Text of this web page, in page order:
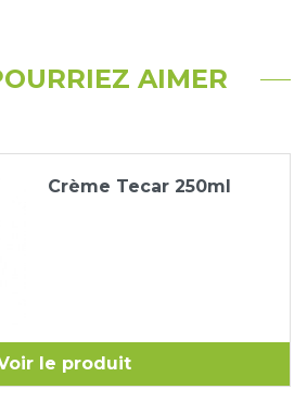
AIMER
Crème Tecar 250ml
le produit